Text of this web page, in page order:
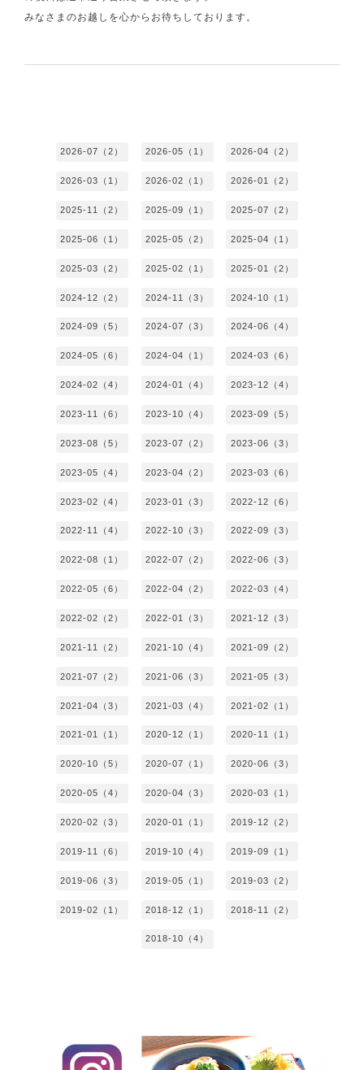
みなさまのお越しを心からお待ちしております。
2026-07（2） 2026-05（1） 2026-04（2）
2026-03（1） 2026-02（1） 2026-01（2）
2025-11（2） 2025-09（1） 2025-07（2）
2025-06（1） 2025-05（2） 2025-04（1）
2025-03（2） 2025-02（1） 2025-01（2）
2024-12（2） 2024-11（3） 2024-10（1）
2024-09（5） 2024-07（3） 2024-06（4）
2024-05（6） 2024-04（1） 2024-03（6）
2024-02（4） 2024-01（4） 2023-12（4）
2023-11（6） 2023-10（4） 2023-09（5）
2023-08（5） 2023-07（2） 2023-06（3）
2023-05（4） 2023-04（2） 2023-03（6）
2023-02（4） 2023-01（3） 2022-12（6）
2022-11（4） 2022-10（3） 2022-09（3）
2022-08（1） 2022-07（2） 2022-06（3）
2022-05（6） 2022-04（2） 2022-03（4）
2022-02（2） 2022-01（3） 2021-12（3）
2021-11（2） 2021-10（4） 2021-09（2）
2021-07（2） 2021-06（3） 2021-05（3）
2021-04（3） 2021-03（4） 2021-02（1）
2021-01（1） 2020-12（1） 2020-11（1）
2020-10（5） 2020-07（1） 2020-06（3）
2020-05（4） 2020-04（3） 2020-03（1）
2020-02（3） 2020-01（1） 2019-12（2）
2019-11（6） 2019-10（4） 2019-09（1）
2019-06（3） 2019-05（1） 2019-03（2）
2019-02（1） 2018-12（1） 2018-11（2）
2018-10（4）